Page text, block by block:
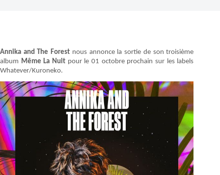
Annika and The Forest nous annonce la sortie de son troisième
album Même La Nuit pour le 01 octobre prochain sur les labels
Whatever/Kuroneko.